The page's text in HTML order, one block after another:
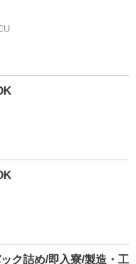
ク詰め/即入寮/製造・工